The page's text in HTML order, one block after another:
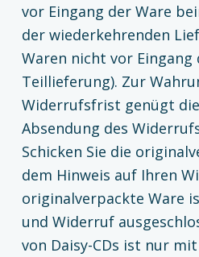
vor Eingang der Ware
der wiederkehrenden
Waren nicht vor Eingang
Teillieferung). Zur
Widerrufsfrist genügt
Absendung des
Schicken Sie die
dem Hinweis auf Ihren
originalverpackte Ware
und Widerruf
von Daisy-CDs ist nur